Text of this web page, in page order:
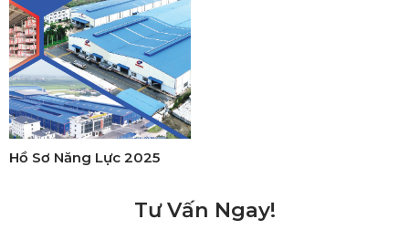
Hồ Sơ Năng Lực 2025
Tư Vấn Ngay!